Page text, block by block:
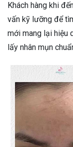
Khách hàng khi
vấn kỹ lưỡng để
mới mang lại hiệu
lấy nhân mụn